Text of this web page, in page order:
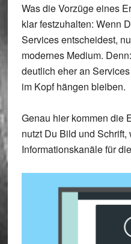
Was die Vorzüge eines
klar festzuhalten: Wenn
Services entscheidest,
modernes Medium.
deutlich eher an
im Kopf hängen bleiben.
Genau hier kommen die
nutzt Du Bild und
Informationskanäle für